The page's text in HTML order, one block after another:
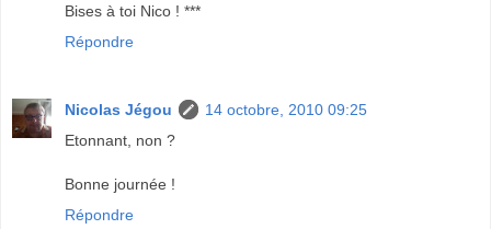
Bises à toi Nico ! ***
Répondre
Nicolas Jégou
14 octobre, 2010 09:25
Etonnant, non ?
Bonne journée !
Répondre